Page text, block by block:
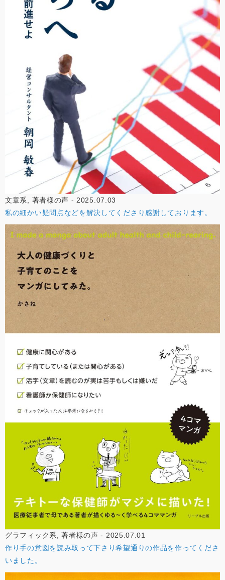
文章系, 著者様の声 - 2025.07.03
私の細かい疑問点などを解決してくださり感謝しております。
グラフィック系, 著者様の声 - 2025.07.01
作り手の意図を読み取って下さり希望通りの作品を作ってくださ
いました。